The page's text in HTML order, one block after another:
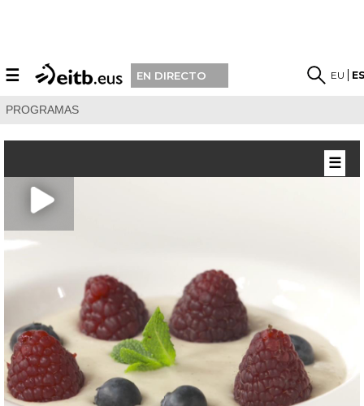
☰ EN DIRECTO EU
PROGRAMAS
☰